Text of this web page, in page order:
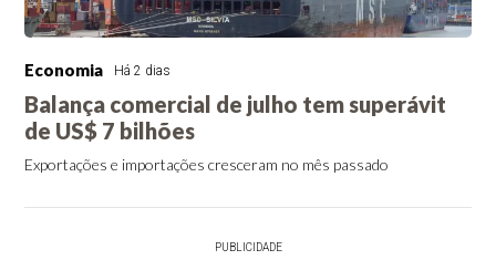
Economia Há 2 dias
Balança comercial de julho tem superávit
de US$ 7 bilhões
Exportações e importações cresceram no mês passado
PUBLICIDADE